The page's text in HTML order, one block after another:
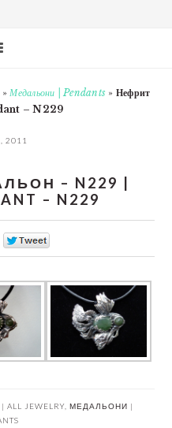
»Медальони | Pendants » Нефрит
– N229
2011
– N229 |
– N229
JEWELRY МЕДАЛЬОНИ |